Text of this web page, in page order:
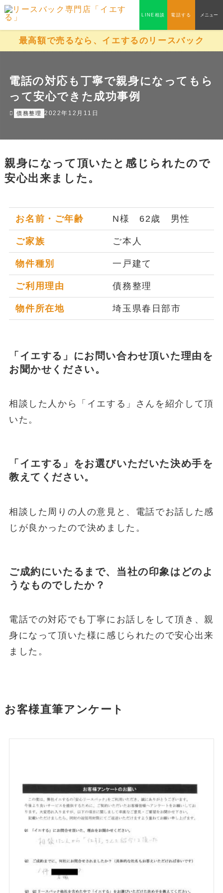
LINE相談 電話する メニュー
最高額で売るなら、イエするのリースバック
電話の対応も丁寧で親身になってもら
って安心できた成功事例
債務整理 2022年12月11日
親身になって頂いたと感じられたので
安心出来ました。
お名前・ご年齢 N様 62歳 男性
ご家族 ご本人
物件種別 一戸建て
ご利用理由 債務整理
物件所在地 埼玉県春日部市
「イエする」にお問い合わせ頂いた理由を
お聞かせください。
相談した人から「イエする」さんを紹介して頂
いた。
「イエする」をお選びいただいた決め手を
教えてください。
相談した周りの人の意見と、電話でお話した感
じが良かったので決めました。
ご成約にいたるまで、当社の印象はどのよ
うなものでしたか？
電話での対応でも丁寧にお話しをして頂き、親
身になって頂いた様に感じられたので安心出来
ました。
お客様直筆アンケート